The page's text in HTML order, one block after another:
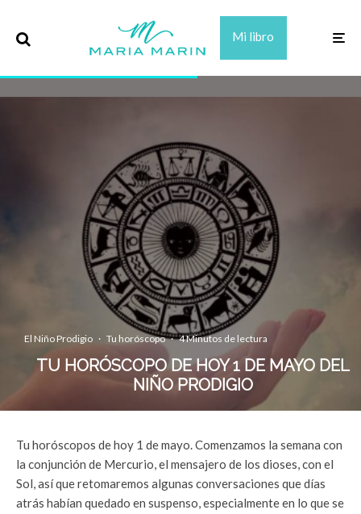
Mi libro
El Niño Prodigio · Tu horóscopo · 4 Minutos de lectura
TU HORÓSCOPO DE HOY 1 DE MAYO DEL
NIÑO PRODIGIO
Tu horóscopos de hoy 1 de mayo. Comenzamos la semana con
la conjunción de Mercurio, el mensajero de los dioses, con el
Sol, así que retomaremos algunas conversaciones que días
atrás habían quedado en suspenso, especialmente en lo que se